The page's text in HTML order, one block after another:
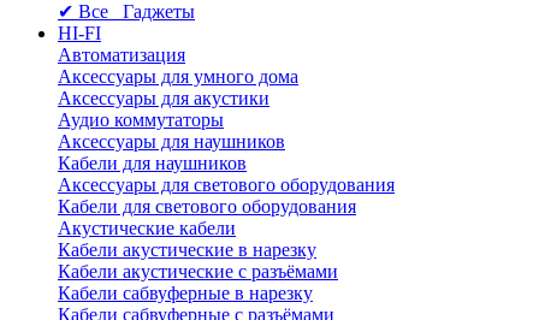
✔ Все Гаджеты
HI-FI
Автоматизация
Аксессуары для умного дома
Аксессуары для акустики
Аудио коммутаторы
Аксессуары для наушников
Кабели для наушников
Аксессуары для светового оборудования
Кабели для светового оборудования
Акустические кабели
Кабели акустические в нарезку
Кабели акустические с разъёмами
Кабели сабвуферные в нарезку
Кабели сабвуферные с разъёмами